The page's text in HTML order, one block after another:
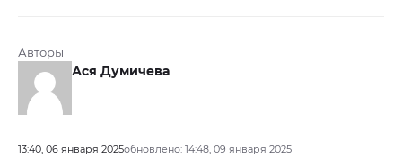
Авторы
Ася Думичева
13:40, 06 января 2025обновлено: 14:48, 09 января 2025